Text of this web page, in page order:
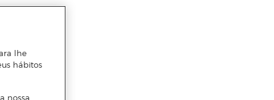
lhe
hábitos
nossa